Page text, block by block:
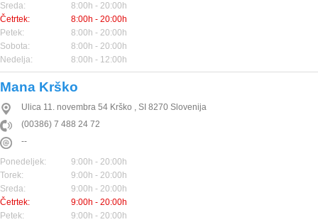
Sreda:
8:00h - 20:00h
Četrtek:
8:00h - 20:00h
Petek:
8:00h - 20:00h
Sobota:
8:00h - 20:00h
Nedelja:
8:00h - 12:00h
Mana Krško
Ulica 11. novembra 54 Krško , SI 8270 Slovenija
(00386) 7 488 24 72
--
Ponedeljek:
9:00h - 20:00h
Torek:
9:00h - 20:00h
Sreda:
9:00h - 20:00h
Četrtek:
9:00h - 20:00h
Petek:
9:00h - 20:00h